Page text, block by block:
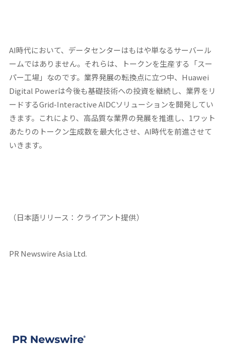
AI時代において、データセンターはもはや単なるサーバール
ームではありません。それらは、トークンを生産する「スー
パー工場」なのです。業界発展の転換点に立つ中、Huawei
Digital Powerは今後も基礎技術への投資を継続し、業界をリ
ードするGrid-Interactive AIDCソリューションを開発してい
きます。これにより、高品質な業界の発展を推進し、1ワット
あたりのトークン生成数を最大化させ、AI時代を前進させて
いきます。
（日本語リリース：クライアント提供）
PR Newswire Asia Ltd.